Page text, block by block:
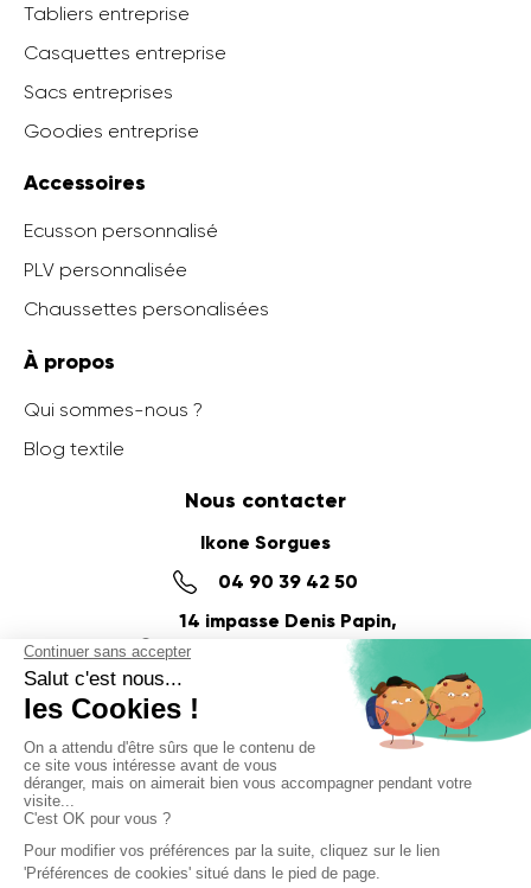
Tabliers entreprise
Casquettes entreprise
Sacs entreprises
Goodies entreprise
Accessoires
Ecusson personnalisé
PLV personnalisée
Chaussettes personalisées
À propos
Qui sommes-nous ?
Blog textile
Nous contacter
Ikone Sorgues
04 90 39 42 50
14 impasse Denis Papin,
ZI du Fournalet
84700 SORGUES
03 56 57 57 60
58 Rue de la Commanderie,
© Ikone 2025